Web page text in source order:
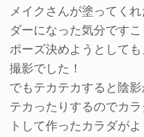
メイクさんが塗ってく
ダーになった気分です
ポーズ決めようとして
撮影でした！
でもテカテカすると陰
テカったりするのでカ
トして作ったカラダが